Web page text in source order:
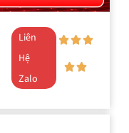
Liên
Hệ
Zalo